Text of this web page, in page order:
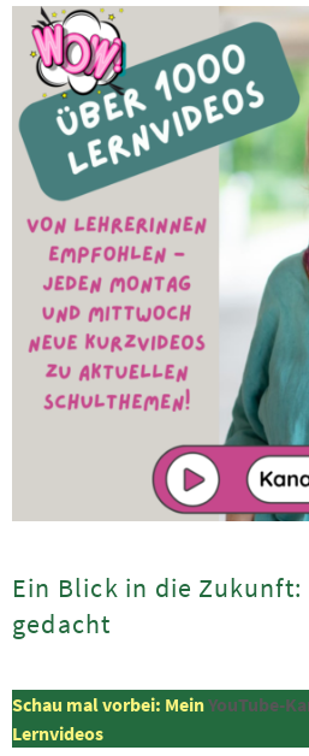
Ein Blick in die
gedacht
Schau mal vorbei: MeinYouTube-
Lernvideos